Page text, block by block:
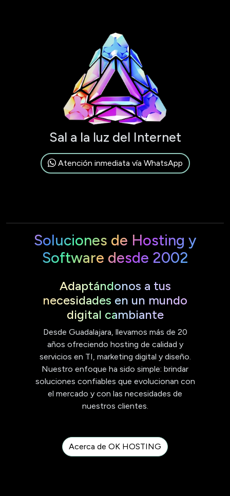
Sal a la luz del Internet
Atención inmediata vía WhatsApp
Soluciones de Hosting y
Software desde 2002
Adaptándonos a tus
necesidades en un mundo
digital cambiante
Desde Guadalajara, llevamos más de 20
años ofreciendo hosting de calidad y
servicios en TI, marketing digital y diseño.
Nuestro enfoque ha sido simple: brindar
soluciones confiables que evolucionan con
el mercado y con las necesidades de
nuestros clientes.
Acerca de OK HOSTING